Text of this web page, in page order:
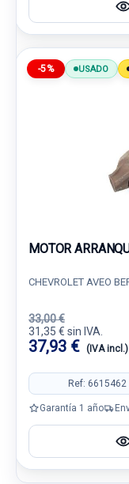
-5% USADO
MOTOR
CHEVROLET AVEO
33,00 €
31,35 € sin IVA.
37,93 € (IVA incl.)
Ref: 6615462
Garantía 1 año